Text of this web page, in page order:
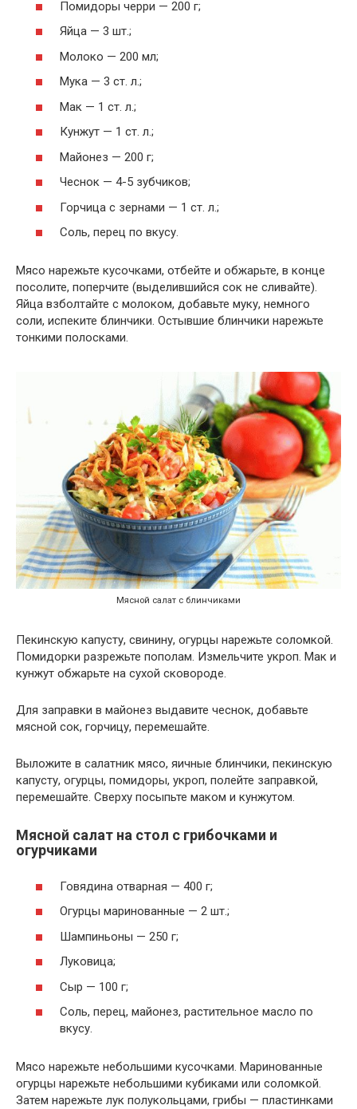
Помидоры черри — 200 г;
Яйца — 3 шт.;
Молоко — 200 мл;
Мука — 3 ст. л.;
Мак — 1 ст. л.;
Кунжут — 1 ст. л.;
Майонез — 200 г;
Чеснок — 4-5 зубчиков;
Горчица с зернами — 1 ст. л.;
Соль, перец по вкусу.
Мясо нарежьте кусочками, отбейте и обжарьте, в конце
посолите, поперчите (выделившийся сок не сливайте).
Яйца взболтайте с молоком, добавьте муку, немного
соли, испеките блинчики. Остывшие блинчики нарежьте
тонкими полосками.
Мясной салат с блинчиками
Пекинскую капусту, свинину, огурцы нарежьте соломкой.
Помидорки разрежьте пополам. Измельчите укроп. Мак и
кунжут обжарьте на сухой сковороде.
Для заправки в майонез выдавите чеснок, добавьте
мясной сок, горчицу, перемешайте.
Выложите в салатник мясо, яичные блинчики, пекинскую
капусту, огурцы, помидоры, укроп, полейте заправкой,
перемешайте. Сверху посыпьте маком и кунжутом.
Мясной салат на стол с грибочками и
огурчиками
Говядина отварная — 400 г;
Огурцы маринованные — 2 шт.;
Шампиньоны — 250 г;
Луковица;
Сыр — 100 г;
Соль, перец, майонез, растительное масло по
вкусу.
Мясо нарежьте небольшими кусочками. Маринованные
огурцы нарежьте небольшими кубиками или соломкой.
Затем нарежьте лук полукольцами, грибы — пластинками